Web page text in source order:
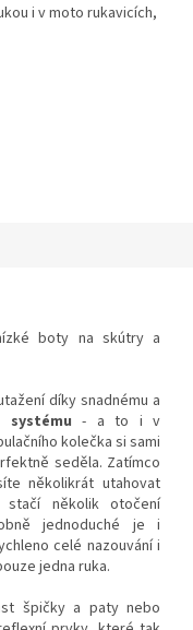
i v moto rukavicích,
boty na skútry a
díky snadnému a
systému - a to i v
kolečka si sami
seděla. Zatímco
několikrát utahovat
několik otočení
jednoduché je i
celé nazouvání i
jedna ruka.
špičky a paty nebo